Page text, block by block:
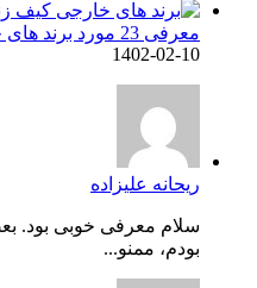
معرفی 23 مورد برند های خارجی کیف زنانه + عکس + قیمت
1402-02-10
ریحانه علیزاده
سلام معرفی خوبی بود.
بودم، ممنو...